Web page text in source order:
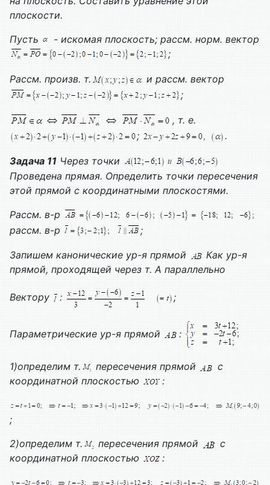
плоскости.
Пусть
- искомая плоскость; рассм. норм. вектор
;
Рассм. произв. т.
и рассм. вектор
;
, т. е.
;
.
Задача 11 Через точки
Проведена прямая. Определить точки пересечения
этой прямой с координатными плоскостями.
Рассм. в-р
рассм. в-р
;
Запишем канонические ур-я прямой
Как ур-я
прямой, проходящей через т. А параллельно
Вектору : ;
Параметрические ур-я прямой :
1)определим т. пересечения прямой
с
координатной плоскостью
:
;
2)определим т.
пересечения прямой
с
координатной плоскостью
: